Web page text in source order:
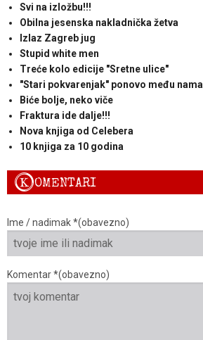
Svi na izložbu!!!
Obilna jesenska nakladnička žetva
Izlaz Zagreb jug
Stupid white men
Treće kolo edicije "Sretne ulice"
"Stari pokvarenjak" ponovo među nama
Biće bolje, neko viče
Fraktura ide dalje!!!
Nova knjiga od Celebera
10 knjiga za 10 godina
KOMENTARI
Ime / nadimak *(obavezno)
Komentar *(obavezno)